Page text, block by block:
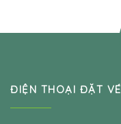
ĐIỆN THOẠI ĐẶT VÉ